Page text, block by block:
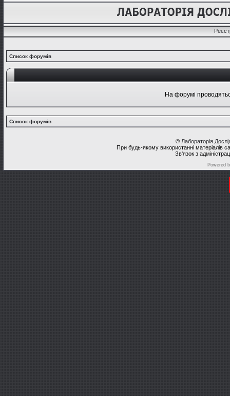
Список форумів
На форумі
Список форумів
© Лабораторія
При будь-якому використанні матеріалів
Зв'язок з
Powered